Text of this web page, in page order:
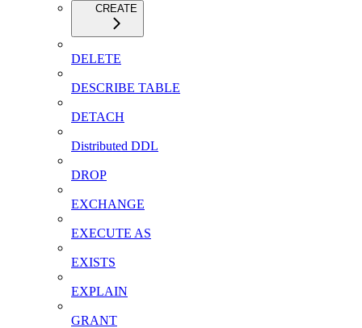
CREATE
DELETE
DESCRIBE TABLE
DETACH
Distributed DDL
DROP
EXCHANGE
EXECUTE AS
EXISTS
EXPLAIN
GRANT